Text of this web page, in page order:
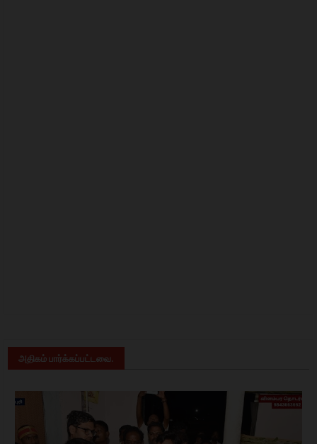
அதிகம் பார்க்கப்பட்டவை.